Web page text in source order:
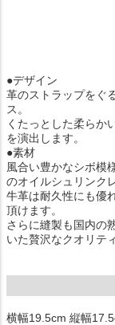
●デザイン
革のストラップをぐ
ス。
くたっとした柔らか
を演出します。
●素材
風合い豊かなシボ模
のオイルシュリンク
牛革は耐久性にも優
頂けます。
さらに縫製も国内の
いた贅沢なクオリテ
横幅19.5cm 縦幅